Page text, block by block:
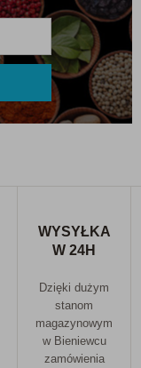
WYSYŁKA
W 24H
Dzięki dużym
stanom
magazynowym
w Bieniewcu
zamówienia